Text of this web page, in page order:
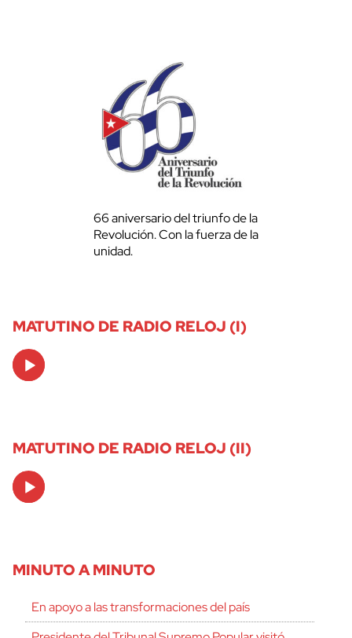
66 aniversario del triunfo de la
Revolución. Con la fuerza de la
unidad.
MATUTINO DE RADIO RELOJ (I)
Audio
Player
MATUTINO DE RADIO RELOJ (II)
Audio
Player
MINUTO A MINUTO
En apoyo a las transformaciones del país